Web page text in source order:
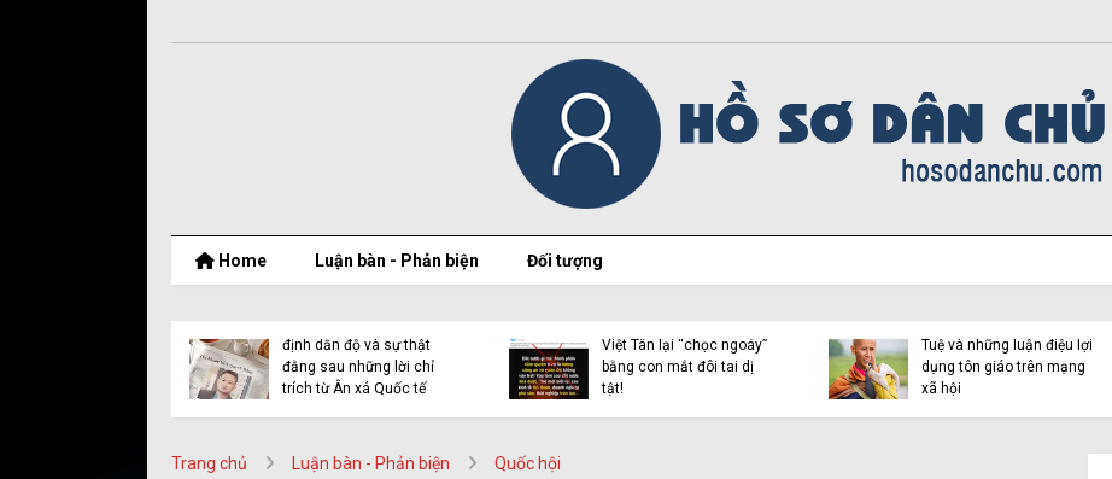
Home Luận bàn - Phản biện Đối tượng
định dẫn độ và sự thật
đằng sau những lời chỉ
trích từ Ân xá Quốc tế
Việt Tân lại “chọc ngoáy”
bằng con mắt đôi tai dị
tật!
Tuệ và những luận điệu lợi
dụng tôn giáo trên mạng
xã hội
Trang chủ Luận bàn - Phản biện Quốc hội